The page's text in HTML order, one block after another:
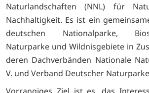
Naturlandschaften (NNL) für
Nachhaltigkeit. Es ist ein
deutschen Nationalparke,
Naturparke und Wildnisgebiete in
deren Dachverbänden Nationale
V. und Verband Deutscher Naturparke